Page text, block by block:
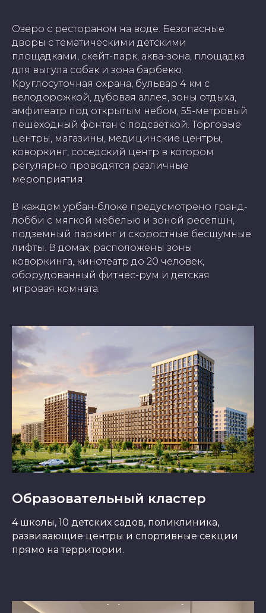
Озеро с рестораном на воде. Безопасные
дворы с тематическими детскими
площадками, скейт-парк, аква-зона, площадка
для выгула собак и зона барбекю.
Круглосуточная охрана, бульвар 4 км с
велодорожкой, дубовая аллея, зоны отдыха,
амфитеатр под открытым небом, 55-метровый
пешеходный фонтан с подсветкой. Торговые
центры, магазины, медицинские центры,
коворкинг, соседский центр в котором
регулярно проводятся различные
мероприятия.
В каждом урбан-блоке предусмотрено гранд-
лобби с мягкой мебелью и зоной ресепшн,
подземный паркинг и скоростные бесшумные
лифты. В домах, расположены зоны
коворкинга, кинотеатр до 20 человек,
оборудованный фитнес-рум и детская
игровая комната.
Образовательный кластер
4 школы, 10 детских садов, поликлиника,
развивающие центры и спортивные секции
прямо на территории.